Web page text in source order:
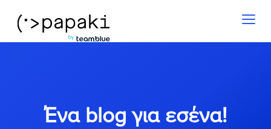
Ένα blog για εσένα!